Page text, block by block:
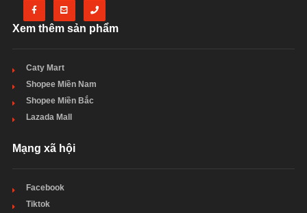
Xem thêm sản phẩm
Caty Mart
Shopee Miền Nam
Shopee Miền Bắc
Lazada Mall
Mạng xã hội
Facebook
Tiktok